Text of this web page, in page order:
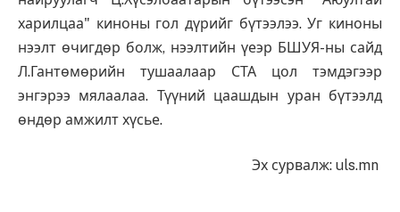
харилцаа" киноны гол дүрийг бүтээлээ. Уг киноны
нээлт өчигдөр болж, нээлтийн үеэр БШУЯ-ны сайд
Л.Гантөмөрийн тушаалаар СТА цол тэмдэгээр
энгэрээ мялаалаа. Түүний цаашдын уран бүтээлд
өндөр амжилт хүсье.
Эх сурвалж: uls.mn